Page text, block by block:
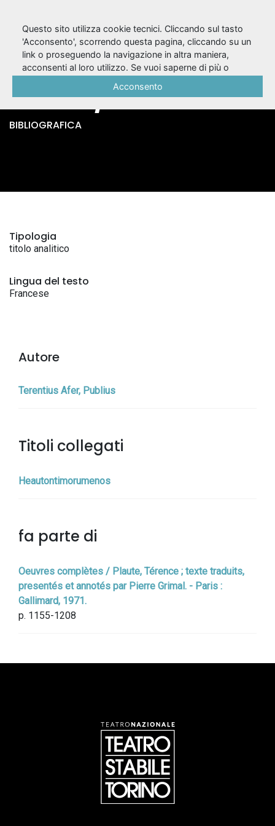
Le bourreau de soi-
même / Térence
BIBLIOGRAFICA
Tipologia
titolo analitico
Lingua del testo
Francese
Autore
Terentius Afer, Publius
Titoli collegati
Heautontimorumenos
fa parte di
Oeuvres complètes / Plaute, Térence ; texte traduits,
presentés et annotés par Pierre Grimal. - Paris :
Gallimard, 1971.
p. 1155-1208
Questo sito utilizza cookie tecnici. Cliccando sul tasto
'Acconsento', scorrendo questa pagina, cliccando su un
link o proseguendo la navigazione in altra maniera,
acconsenti al loro utilizzo. Se vuoi saperne di più o
Acconsento